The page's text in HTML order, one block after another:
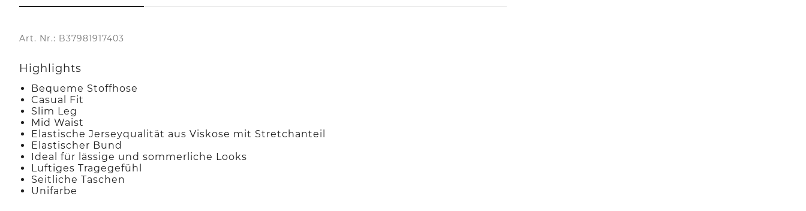
Art. Nr.: B37981917403
Highlights
Bequeme Stoffhose
Casual Fit
Slim Leg
Mid Waist
Elastische Jerseyqualität aus Viskose mit Stretchanteil
Elastischer Bund
Ideal für lässige und sommerliche Looks
Luftiges Tragegefühl
Seitliche Taschen
Unifarbe